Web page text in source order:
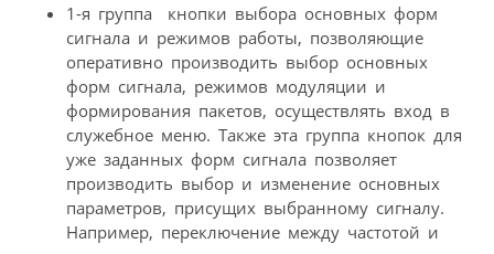
1-я группа  кнопки выбора основных форм
сигнала и режимов работы, позволяющие
оперативно производить выбор основных
форм сигнала, режимов модуляции и
формирования пакетов, осуществлять вход в
служебное меню. Также эта группа кнопок для
уже заданных форм сигнала позволяет
производить выбор и изменение основных
параметров, присущих выбранному сигналу.
Например, переключение между частотой и